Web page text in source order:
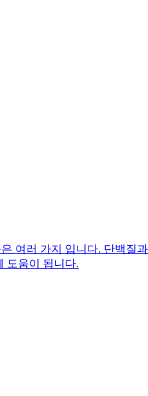
여러 가지 입니다. 단백
도움이 됩니다.